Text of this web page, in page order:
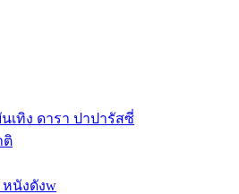
เทิง ดารา ปาปารัสซี่
ติ
นังดังw